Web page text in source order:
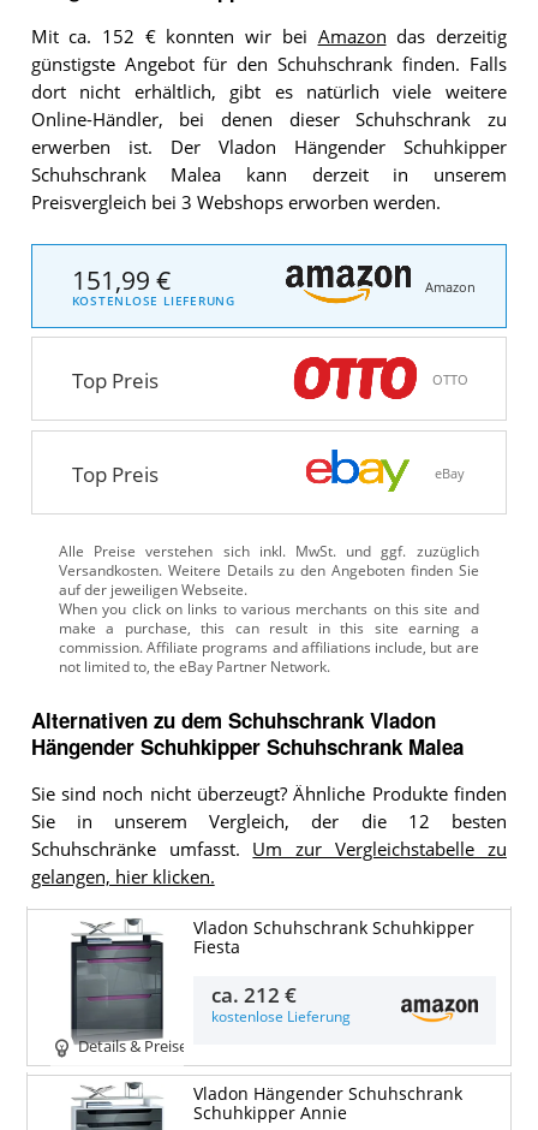
Mit ca. 152 € konnten wir bei Amazon das derzeitig
günstigste Angebot für den Schuhschrank finden. Falls
dort nicht erhältlich, gibt es natürlich viele weitere
Online-Händler, bei denen dieser Schuhschrank zu
erwerben ist. Der Vladon Hängender Schuhkipper
Schuhschrank Malea kann derzeit in unserem
Preisvergleich bei 3 Webshops erworben werden.
151,99 €
KOSTENLOSE LIEFERUNG
Amazon
Top Preis OTTO
Top Preis eBay
Alle Preise verstehen sich inkl. MwSt. und ggf. zuzüglich
Versandkosten. Weitere Details zu den Angeboten finden Sie
auf der jeweiligen Webseite.
Alternativen zu dem Schuhschrank Vladon
Hängender Schuhkipper Schuhschrank Malea
Sie sind noch nicht überzeugt? Ähnliche Produkte finden
Sie in unserem Vergleich, der die 12 besten
Schuhschränke umfasst. Um zur Vergleichstabelle zu
gelangen, hier klicken.
Details & Preise
Vladon Schuhschrank Schuhkipper
Fiesta
ca.212 €
kostenlose Lieferung
Vladon Hängender Schuhschrank
Schuhkipper Annie